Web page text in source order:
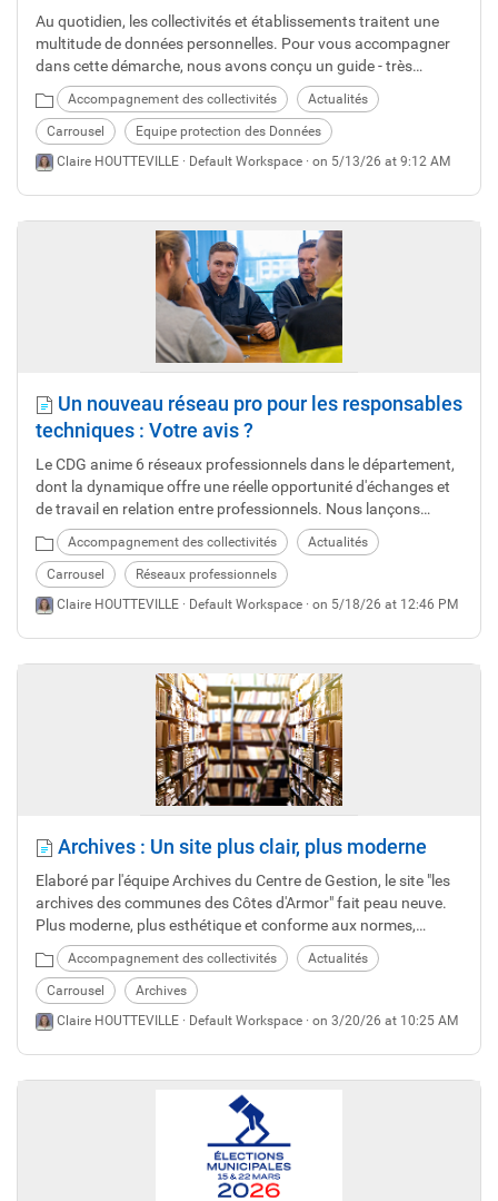
Au quotidien, les collectivités et établissements traitent une
multitude de données personnelles. Pour vous accompagner
dans cette démarche, nous avons conçu un guide - très
pratique - de sensibilisation au RGPD* à destination des élus
et responsables, spécialement pensé pour simplifier votre
quotidien et sécuriser vos pratiques.
Accompagnement des collectivités Actualités
Carrousel
Equipe protection des Données
Claire HOUTTEVILLE · Default Workspace · on 5/13/26 at 9:12 AM
Un nouveau réseau pro pour les responsables
techniques : Votre avis ?
Le CDG anime 6 réseaux professionnels dans le département,
dont la dynamique offre une réelle opportunité d'échanges et
de travail en relation entre professionnels. Nous lançons
désormais une réflexion sur l'intérêt de créer un nouveau
réseau pour les Directeurs et responsables de services
techniques. Nous vous proposons de nous faire connaître vos
souhaits.
Accompagnement des collectivités Actualités
Carrousel
Réseaux professionnels
Claire HOUTTEVILLE · Default Workspace · on 5/18/26 at 12:46 PM
Archives : Un site plus clair, plus moderne
Elaboré par l'équipe Archives du Centre de Gestion, le site "les
archives des communes des Côtes d'Armor" fait peau neuve.
Plus moderne, plus esthétique et conforme aux normes,
découvrez le !
Accompagnement des collectivités Actualités
Carrousel
Archives
Claire HOUTTEVILLE · Default Workspace · on 3/20/26 at 10:25 AM